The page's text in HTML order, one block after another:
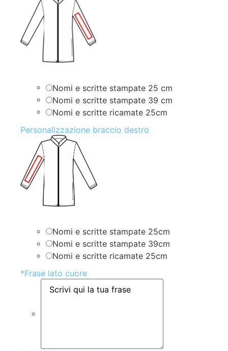
Nomi e scritte stampate 25 cm
Nomi e scritte stampate 39 cm
Nomi e scritte ricamate 25cm
Personalizzazione braccio destro
Nomi e scritte stampate 25cm
Nomi e scritte stampate 39cm
Nomi e scritte ricamate 25cm
*Frase lato cuore